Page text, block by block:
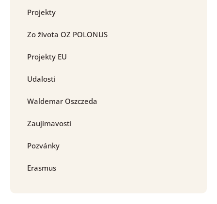
Projekty
Zo života OZ POLONUS
Projekty EU
Udalosti
Waldemar Oszczeda
Zaujímavosti
Pozvánky
Erasmus